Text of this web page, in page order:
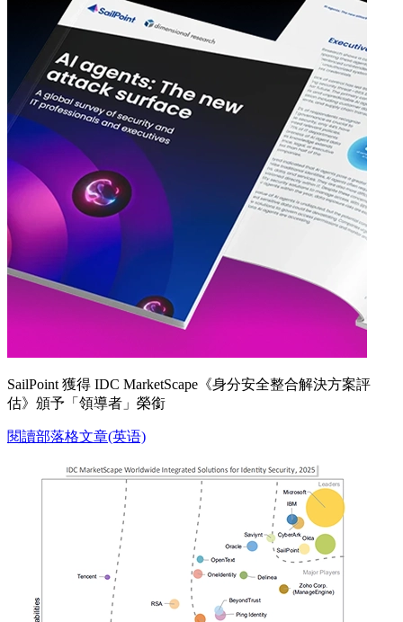
SailPoint 獲得 IDC MarketScape《身分安全整合解決方案評
估》頒予「領導者」榮銜
閱讀部落格文章(英语)